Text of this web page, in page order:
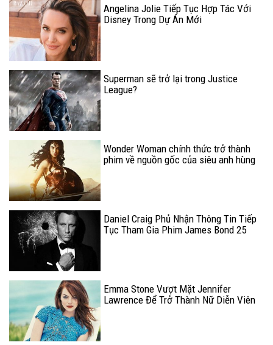
Angelina Jolie Tiếp Tục Hợp Tác Với
Disney Trong Dự Án Mới
Superman sẽ trở lại trong Justice
League?
Wonder Woman chính thức trở thành
phim về nguồn gốc của siêu anh hùng
Daniel Craig Phủ Nhận Thông Tin Tiếp
Tục Tham Gia Phim James Bond 25
Emma Stone Vượt Mặt Jennifer
Lawrence Để Trở Thành Nữ Diễn Viên